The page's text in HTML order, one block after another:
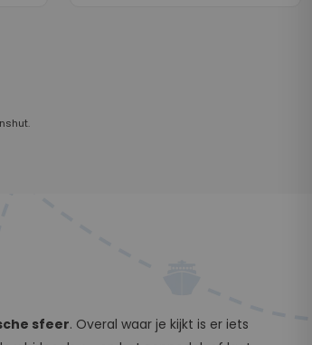
sfeer. Overal waar je kijkt is er iets